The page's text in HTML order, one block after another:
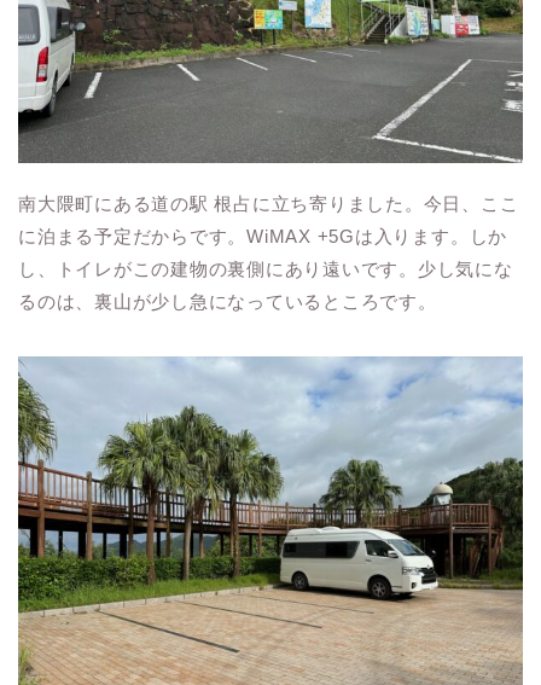
南大隈町にある道の駅 根占に立ち寄りました。今日、ここ
に泊まる予定だからです。WiMAX +5Gは入ります。しか
し、トイレがこの建物の裏側にあり遠いです。少し気にな
るのは、裏山が少し急になっているところです。